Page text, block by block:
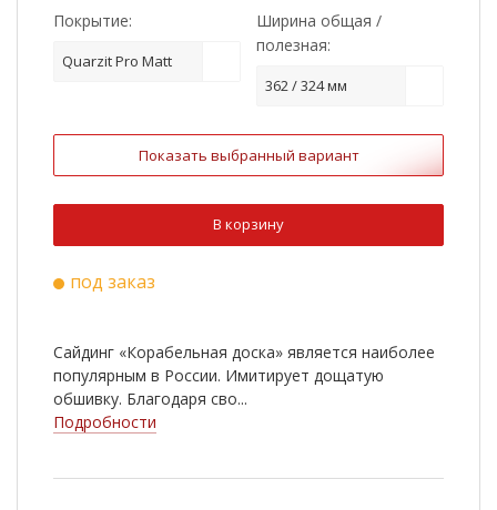
Покрытие:
Quarzit Pro Matt
Ширина общая /
полезная:
362 / 324 мм
Показать выбранный вариант
В корзину
под заказ
Сайдинг «Корабельная доска» является наиболее
популярным в России. Имитирует дощатую
обшивку. Благодаря сво...
Подробности